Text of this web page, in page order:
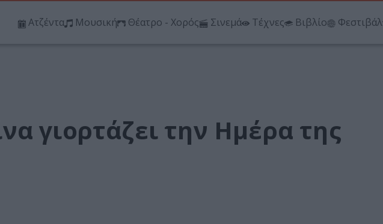
Ατζέντα Μουσική Θέατρο - Χορός Σινεμά Τέχνες Βιβλίο Φεστιβάλ
γιορτάζει την Ημέρα της